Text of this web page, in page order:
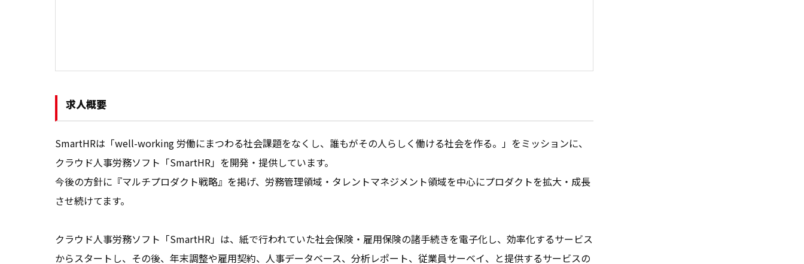
求人概要
SmartHRは「well-working 労働にまつわる社会課題をなくし、誰もがその人らしく働ける社会を作る。」をミッションに、
クラウド人事労務ソフト「SmartHR」を開発・提供しています。
今後の方針に『マルチプロダクト戦略』を掲げ、労務管理領域・タレントマネジメント領域を中心にプロダクトを拡大・成長
させ続けてます。
クラウド人事労務ソフト「SmartHR」は、紙で行われていた社会保険・雇用保険の諸手続きを電子化し、効率化するサービス
からスタートし、その後、年末調整や雇用契約、人事データベース、分析レポート、従業員サーベイ、と提供するサービスの